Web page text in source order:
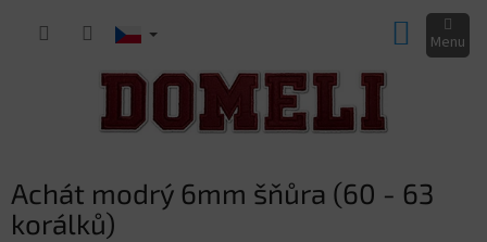
KOŠÍK
Achát modrý 6mm šňůra (60 - 63
korálků)